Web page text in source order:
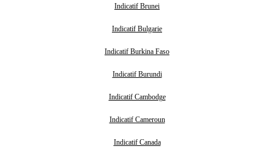
Indicatif Brunei
Indicatif Bulgarie
Indicatif Burkina Faso
Indicatif Burundi
Indicatif Cambodge
Indicatif Cameroun
Indicatif Canada